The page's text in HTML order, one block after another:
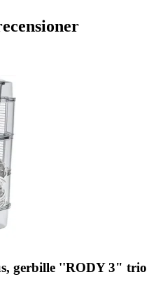
gerbille ''RODY 3" trio